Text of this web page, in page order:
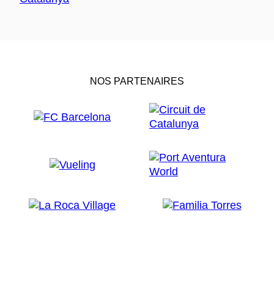
NOS PARTENAIRES